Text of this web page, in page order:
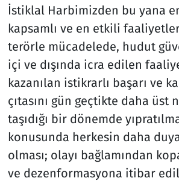
İstiklal Harbimizden bu yana
kapsamlı ve en etkili
terörle mücadelede, hudut
içi ve dışında icra edilen
kazanılan istikrarlı başarı ve
çıtasını gün geçtikte daha üst
taşıdığı bir dönemde
konusunda herkesin daha
olması; olayı bağlamından
ve dezenformasyona itibar